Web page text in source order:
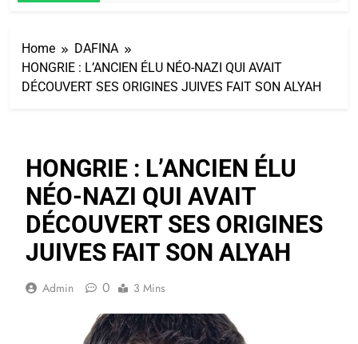
Home
DAFINA
HONGRIE : L’ANCIEN ÉLU NÉO-NAZI QUI AVAIT
DÉCOUVERT SES ORIGINES JUIVES FAIT SON ALYAH
HONGRIE : L’ANCIEN ÉLU
NÉO-NAZI QUI AVAIT
DÉCOUVERT SES ORIGINES
JUIVES FAIT SON ALYAH
Admin 0 3 Mins